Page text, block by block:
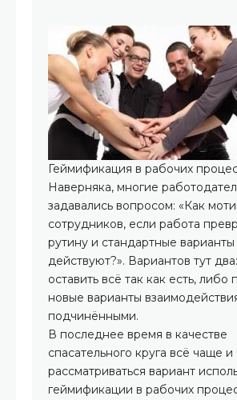
Геймификация в рабочих
Наверняка, многие
задавались вопросом: «Как
сотрудников, если работа
рутину и стандартные
действуют?». Вариантов тут
оставить всё так как есть, либо
новые варианты
подчинёнными.
В последнее время в качестве
спасательного круга всё чаще
рассматриваться вариант
геймификации в рабочих